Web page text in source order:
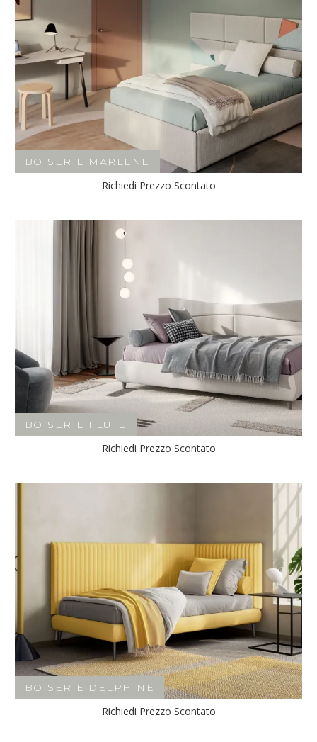
BOISERIE MARLENE
Richiedi Prezzo Scontato
BOISERIE FLUTE
Richiedi Prezzo Scontato
BOISERIE DELPHINE
Richiedi Prezzo Scontato